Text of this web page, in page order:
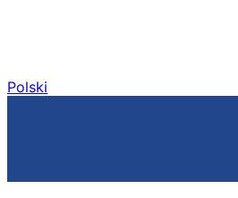
Polski